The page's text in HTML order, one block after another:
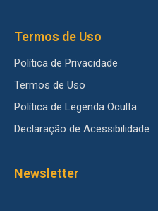
Termos de Uso
Política de Privacidade
Termos de Uso
Política de Legenda Oculta
Declaração de Acessibilidade
Newsletter